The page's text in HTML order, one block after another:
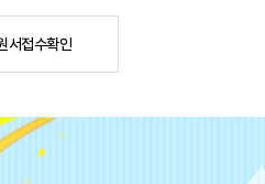
서접수확인